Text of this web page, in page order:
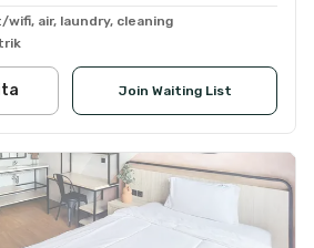
air, laundry, cleaning
Join Waiting List